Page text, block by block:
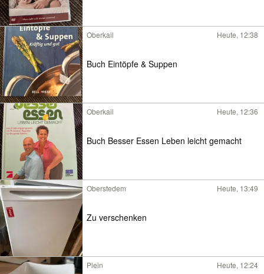
Oberkail Heute, 12:38
Buch Eintöpfe & Suppen
Oberkail Heute, 12:36
Buch Besser Essen Leben leicht gemacht
Oberstedem Heute, 13:49
Zu verschenken
Plein Heute, 12:24